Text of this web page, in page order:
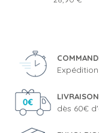
dès 60€